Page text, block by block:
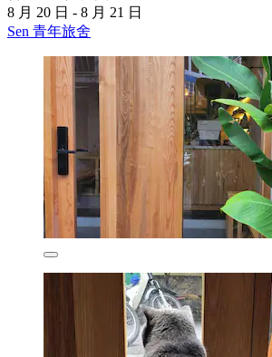
8 月 20 日 - 8 月 21 日
Sen 青年旅舍